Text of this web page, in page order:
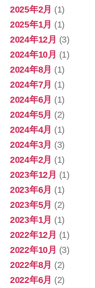
2025年2月 (1)
2025年1月 (1)
2024年12月 (3)
2024年10月 (1)
2024年8月 (1)
2024年7月 (1)
2024年6月 (1)
2024年5月 (2)
2024年4月 (1)
2024年3月 (3)
2024年2月 (1)
2023年12月 (1)
2023年6月 (1)
2023年5月 (2)
2023年1月 (1)
2022年12月 (1)
2022年10月 (3)
2022年8月 (2)
2022年6月 (2)